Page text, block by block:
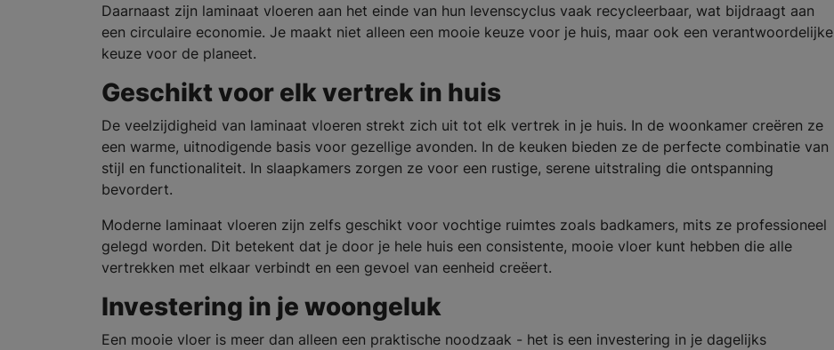
Daarnaast zijn laminaat vloeren aan het einde van hun levenscyclus vaak recycleerbaar, wat bijdraagt aan
een circulaire economie. Je maakt niet alleen een mooie keuze voor je huis, maar ook een verantwoordelijke
keuze voor de planeet.
Geschikt voor elk vertrek in huis
De veelzijdigheid van laminaat vloeren strekt zich uit tot elk vertrek in je huis. In de woonkamer creëren ze
een warme, uitnodigende basis voor gezellige avonden. In de keuken bieden ze de perfecte combinatie van
stijl en functionaliteit. In slaapkamers zorgen ze voor een rustige, serene uitstraling die ontspanning
bevordert.
Moderne laminaat vloeren zijn zelfs geschikt voor vochtige ruimtes zoals badkamers, mits ze professioneel
gelegd worden. Dit betekent dat je door je hele huis een consistente, mooie vloer kunt hebben die alle
vertrekken met elkaar verbindt en een gevoel van eenheid creëert.
Investering in je woongeluk
Een mooie vloer is meer dan alleen een praktische noodzaak - het is een investering in je dagelijks